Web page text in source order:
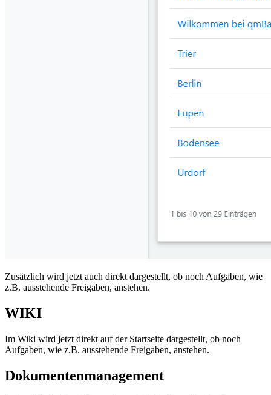
Zusätzlich wird jetzt auch direkt dargestellt, ob noch Aufgaben, wie
z.B. ausstehende Freigaben, anstehen.
WIKI
Im Wiki wird jetzt direkt auf der Startseite dargestellt, ob noch
Aufgaben, wie z.B. ausstehende Freigaben, anstehen.
Dokumentenmanagement